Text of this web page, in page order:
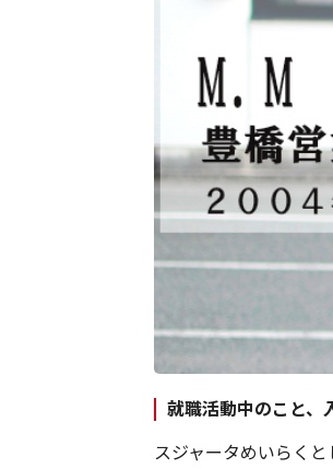
就職活動中のこと、
スジャータめいらく